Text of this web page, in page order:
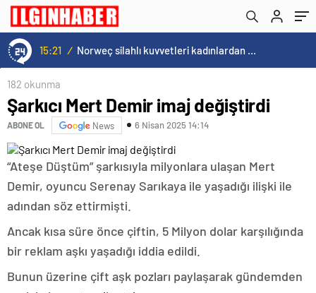
15:21 / Norweç silahlı kuvvetleri kadınlardan oluşan özel kuvvetler eğitimlerini başlattı.
182 okunma
Şarkıcı Mert Demir imaj değiştirdi
ABONE OL News 6 Nisan 2025 14:14
“Ateşe Düştüm” şarkısıyla milyonlara ulaşan Mert
Demir, oyuncu Serenay Sarıkaya ile yaşadığı ilişki ile
adından söz ettirmişti.
Ancak kısa süre önce çiftin, 5 Milyon dolar karşılığında
bir reklam aşkı yaşadığı iddia edildi.
Bunun üzerine çift aşk pozları paylaşarak gündemden